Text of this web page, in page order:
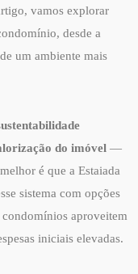
vamos explorar
desde a
um ambiente mais
do imóvel —
é que a Estaiada
sistema com opções
aproveitem
iniciais elevadas.